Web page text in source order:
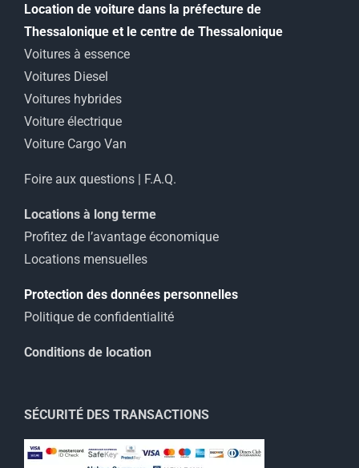
Location de voiture dans la préfecture de
Thessalonique et le centre de Thessalonique
Voitures à essence
Voitures Diesel
Voitures hybrides
Voiture électrique
Voiture Cargo Van
Foire aux questions | F.A.Q.
Locations à long terme
Profitez de l’avantage économique
Locations mensuelles
Protection des données personnelles
Politique de confidentialité
Conditions de location
SÉCURITÉ DES TRANSACTIONS